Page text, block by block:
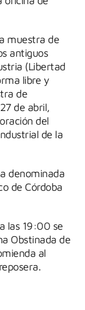
muestra de
antiguos
(Libertad
libre y
de
de abril,
del
de la
denominada
de Córdoba
las 19:00 se
Obstinada de
al